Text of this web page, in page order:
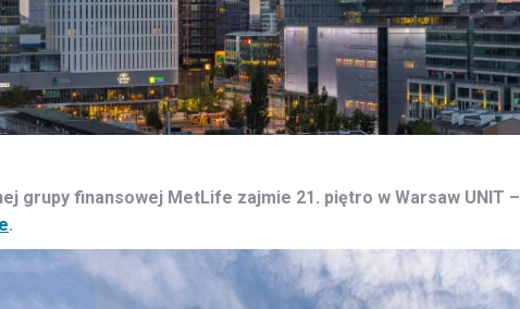
grupy finansowej MetLife zajmie 21. piętro w Warsaw UNIT –
.